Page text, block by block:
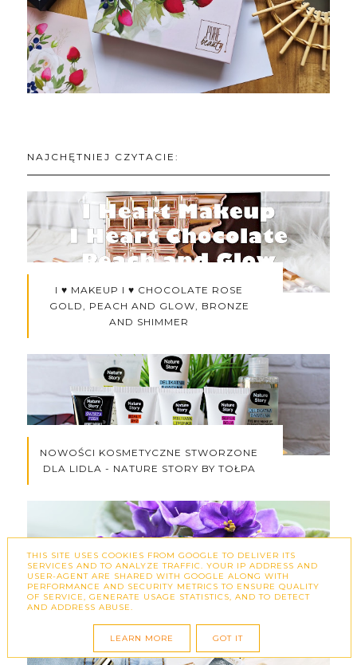
NAJCHĘTNIEJ CZYTACIE:
I ♥ MAKEUP I ♥ CHOCOLATE ROSE
GOLD, PEACH AND GLOW, BRONZE
AND SHIMMER
NOWOŚCI KOSMETYCZNE STWORZONE
DLA LIDLA - NATURE STORY BY TOŁPA
SIERPNIOWE SPOTKANIE BLOGEREK W
THIS SITE USES COOKIES FROM GOOGLE TO DELIVER ITS
SERVICES AND TO ANALYZE TRAFFIC. YOUR IP ADDRESS AND
USER-AGENT ARE SHARED WITH GOOGLE ALONG WITH
PERFORMANCE AND SECURITY METRICS TO ENSURE QUALITY
OF SERVICE, GENERATE USAGE STATISTICS, AND TO DETECT
AND ADDRESS ABUSE.
LEARN MORE GOT IT